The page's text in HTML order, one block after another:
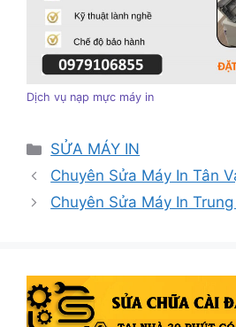
Dịch vụ nạp mực máy in
Danh
mục
SỬA MÁY IN
Chuyên Sửa Máy In Tân
Chuyên Sửa Máy In